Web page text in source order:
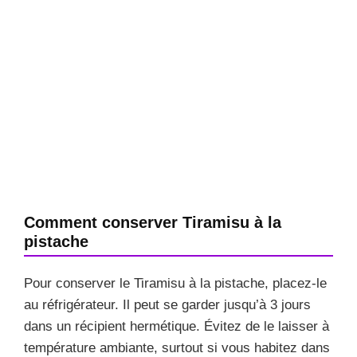
Comment conserver Tiramisu à la
pistache
Pour conserver le Tiramisu à la pistache, placez-le
au réfrigérateur. Il peut se garder jusqu’à 3 jours
dans un récipient hermétique. Évitez de le laisser à
température ambiante, surtout si vous habitez dans